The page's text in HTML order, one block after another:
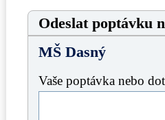
Odeslat poptávku
MŠ Dasný
Vaše poptávka nebo